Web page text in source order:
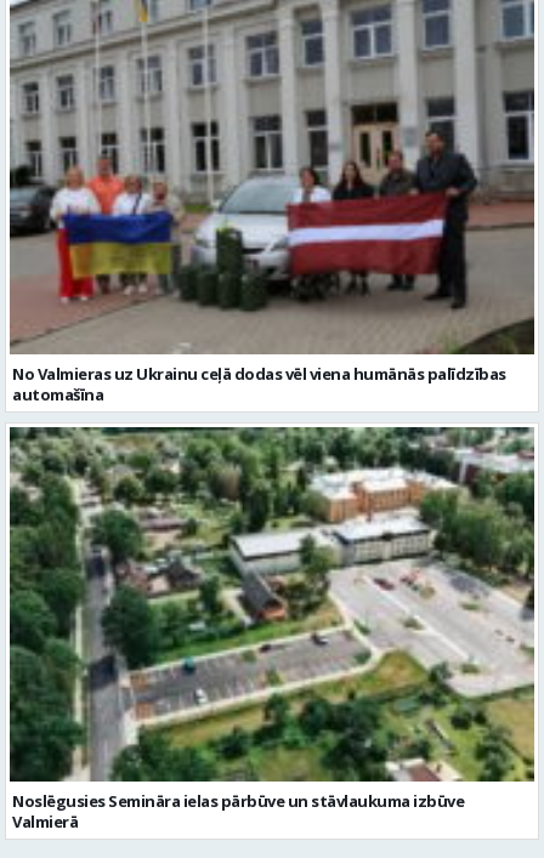
Ar smaidu un profesionālu sirdsiltumu: Dakteri Klauni uzsāk darbu
ar senioriem Vidzemes slimnīcā
No Valmieras uz Ukrainu ceļā dodas vēl viena humānās palīdzības
automašīna